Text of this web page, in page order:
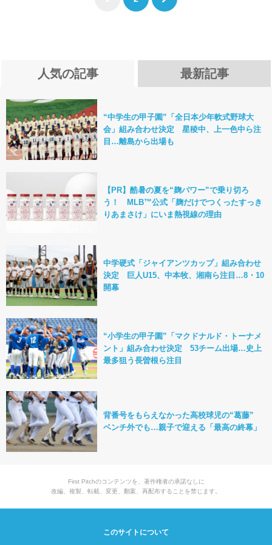
人気の記事 最新記事
“中学生の甲子園”「全日本少年軟式野球大
会」組み合わせ決定 星稜中、上一色中ら注
目…離島から出場も
【PR】酷暑の夏を“麹パワー”で乗り切ろ
う！ MLB™公式「麹だけでつくったすっき
りあまさけ」にいま熱視線の理由
中学硬式「ジャイアンツカップ」組み合わせ
決定 巨人U15、中本牧、湘南ら注目…8・10
開幕
“小学生の甲子園”「マクドナルド・トーナメ
ント」組み合わせ決定 53チーム出場…史上
最多狙う長曽根ら注目
背番号をもらえなかった高校球児の“葛藤”
ベンチ外でも…親子で迎える「最高の終幕」
First Pitchのコンテンツを、著作権者の承諾なしに
改編、複製、転載、変更、翻案、再配布することを禁じます。
このサイトについて